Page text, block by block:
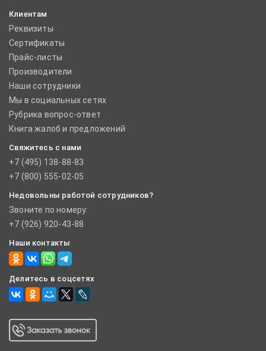
Клиентам
Реквизиты
Сертификаты
Прайс-листы
Производители
Наши сотрудники
Мы в социальных сетях
Рубрика вопрос-ответ
Книга жалоб и предложений
Свяжитесь с нами
+7 (495) 138-88-83
+7 (800) 555-02-05
Недовольны работой сотрудников?
Звоните по номеру:
+7 (926) 920-43-88
Наши контакты
Делитесь в соцсетях